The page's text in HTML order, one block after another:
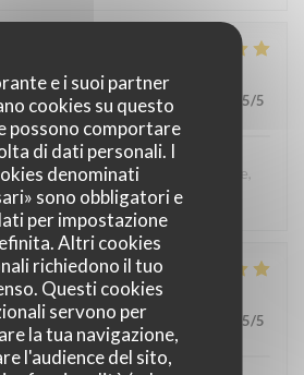
e i suoi partner
cookies su questo
possono comportare
di dati personali. I
denominati
sono obbligatori e
per impostazione
Altri cookies
richiedono il tuo
Questi cookies
servono per
la tua navigazione,
l'audience del sito,
3
:5 /5 Cucina :5/5 Qualità / Prezzo 5/5
ce restaurant. Service rapide,
et plats savoureux. Blandine
2
: 5/5 Cucina: 5/5 Qualità / Prezzo 5/5